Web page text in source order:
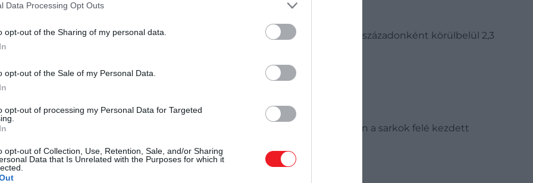
Data Processing Opt Outs
opt-out of the Sharing of my personal data.
opt-out of the Sale of my Personal Data.
opt-out of processing my Personal Data for Targeted
opt-out of Collection, Use, Retention, Sale, and/or Sharing
Data that Is Unrelated with the Purposes for which it
árapályokhoz kapcsolódó súrlódási hatások miatt. Ez a folyamat évszázadonként körülbelül 2,3
19 óra volt.
irányba hatott, felgyorsítva a Föld forgását.
jégtakarók csökkentették a felszíni nyomást, és a földköpeny folyamatosan a sarkok felé kezdett
rövidítette le a napokat.